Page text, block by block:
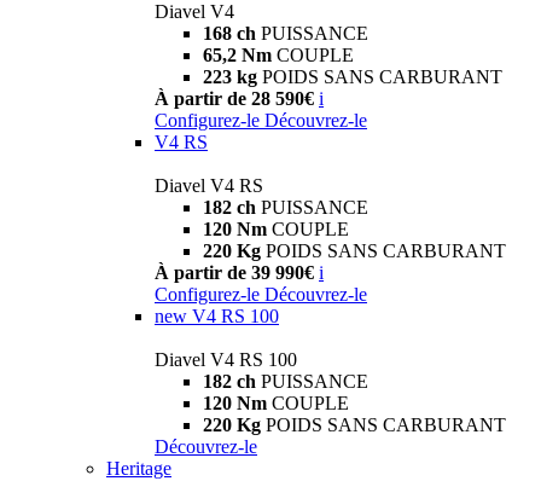
Diavel V4
168 ch PUISSANCE
65,2 Nm COUPLE
223 kg POIDS SANS CARBURANT
À partir de 28 590€ i
Configurez-le Découvrez-le
V4 RS
Diavel V4 RS
182 ch PUISSANCE
120 Nm COUPLE
220 Kg POIDS SANS CARBURANT
À partir de 39 990€ i
Configurez-le Découvrez-le
new V4 RS 100
Diavel V4 RS 100
182 ch PUISSANCE
120 Nm COUPLE
220 Kg POIDS SANS CARBURANT
Découvrez-le
Heritage